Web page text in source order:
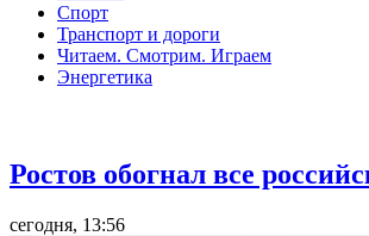
Спорт
Транспорт и дороги
Читаем. Смотрим. Играем
Энергетика
Ростов обогнал все
сегодня, 13:56